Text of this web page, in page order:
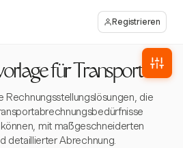
Registrieren
für Transport
Rechnungsstellungslösungen, die
mit maßgeschneiderten
detaillierter Abrechnung.